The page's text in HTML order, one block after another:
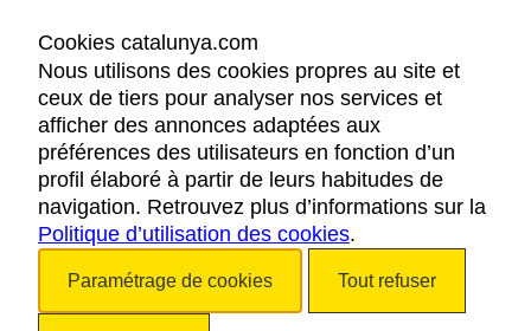
MENTIONS LÉGALES
RÈGLES DE CONFIDENTIALITÉ
COOKIES
ACCESSIBILITÉ
Cookies catalunya.com
Nous utilisons des cookies propres au site et
ceux de tiers pour analyser nos services et
afficher des annonces adaptées aux
préférences des utilisateurs en fonction d’un
profil élaboré à partir de leurs habitudes de
navigation. Retrouvez plus d’informations sur la
Politique d’utilisation des cookies.
Paramétrage de cookies Tout refuser